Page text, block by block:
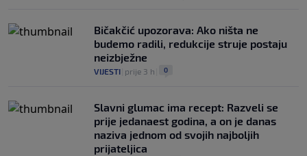
Bičakčić upozorava: Ako ništa ne
budemo radili, redukcije struje postaju
neizbježne
VIJESTI prije 3 h 0
Slavni glumac ima recept: Razveli se
prije jedanaest godina, a on je danas
naziva jednom od svojih najboljih
prijateljica